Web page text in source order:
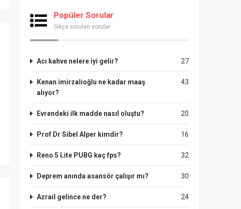
Popüler Sorular
Sıkça sorulan sorular
27
Acı kahve nelere iyi gelir?
43
Kenan imirzalıoğlu ne kadar maaş
alıyor?
20
Evrendeki ilk madde nasıl oluştu?
16
Prof Dr Sibel Alper kimdir?
32
Reno 5 Lite PUBG kaç fps?
30
Deprem anında asansör çalışır mı?
24
Azrail gelince ne der?